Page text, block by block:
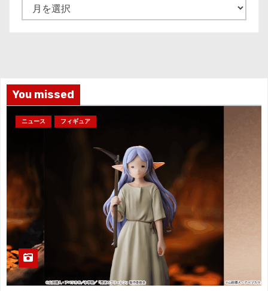
ー
You missed
ニュース フィギュア